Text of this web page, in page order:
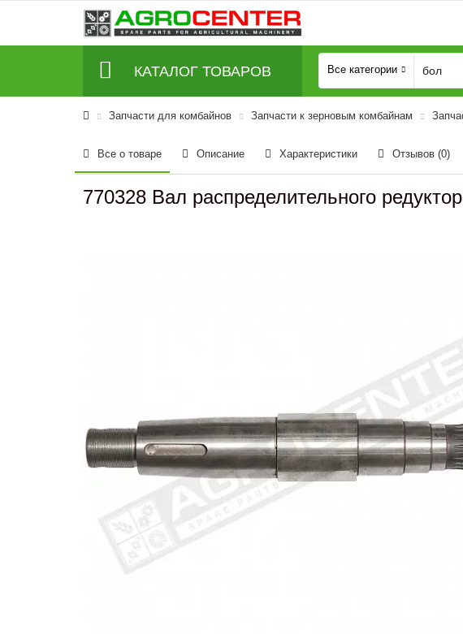
КАТАЛОГ ТОВАРОВ Все категории
Запчасти для комбайнов Запчасти к зерновым комбайнам
Все о товаре Описание Характеристики Отзывов (0)
770328 Вал распределительного